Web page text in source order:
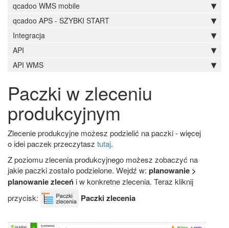
qcadoo WMS mobile
qcadoo APS - SZYBKI START
Integracja
API
API WMS
Paczki w zleceniu
produkcyjnym
Zlecenie produkcyjne możesz podzielić na paczki - więcej
o idei paczek przeczytasz tutaj.
Z poziomu zlecenia produkcyjnego możesz zobaczyć na
jakie paczki zostało podzielone. Wejdź w: planowanie >
planowanie zleceń i w konkretne zlecenia. Teraz kliknij
przycisk:
Paczki zlecenia